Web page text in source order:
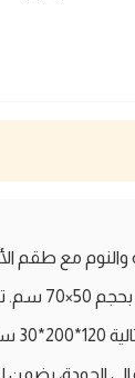
والنوم مع طقم
بأستك
يضمن لك